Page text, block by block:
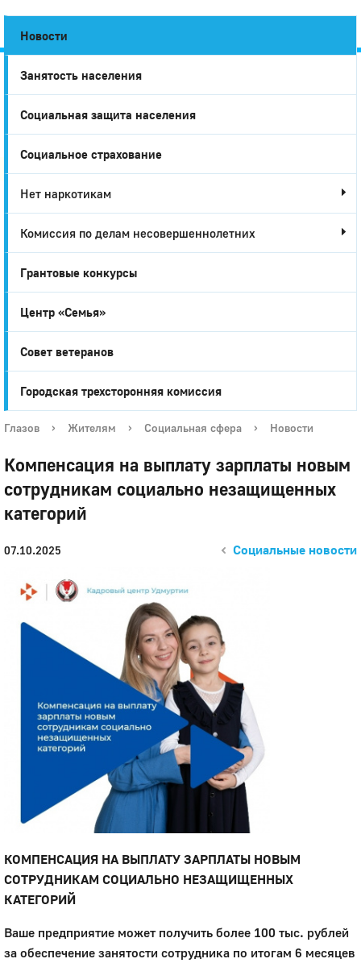
Город
Глазов
Новости
Занятость населения
Социальная защита населения
Социальное страхование
Нет наркотикам
Комиссия по делам несовершеннолетних
Грантовые конкурсы
Центр «Семья»
Совет ветеранов
Городская трехсторонняя комиссия
Глазов › Жителям › Социальная сфера › Новости
Компенсация на выплату зарплаты новым
сотрудникам социально незащищенных
категорий
07.10.2025 Социальные новости
КОМПЕНСАЦИЯ НА ВЫПЛАТУ ЗАРПЛАТЫ НОВЫМ
СОТРУДНИКАМ СОЦИАЛЬНО НЕЗАЩИЩЕННЫХ
КАТЕГОРИЙ
Ваше предприятие может получить более 100 тыс. рублей
за обеспечение занятости сотрудника по итогам 6 месяцев